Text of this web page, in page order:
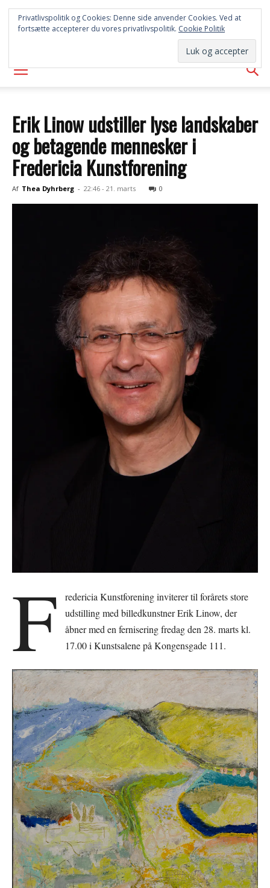
SYD
AVISEN
Erik Linow udstiller lyse landskaber
og betagende mennesker i
Fredericia Kunstforening
Af Thea Dyhrberg - 22:46 - 21. marts 0
F
redericia Kunstforening inviterer til forårets store
udstilling med billedkunstner Erik Linow, der
åbner med en fernisering fredag den 28. marts kl.
17.00 i Kunstsalene på Kongensgade 111.
Privatlivspolitik og Cookies: Denne side anvender Cookies. Ved at
fortsætte accepterer du vores privatlivspolitik. Cookie Politik